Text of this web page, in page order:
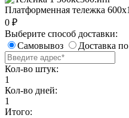
Платформенная тележка
0 ₽
Выберите способ доставки:
Самовывоз
Доставка
Кол-во штук:
1
Кол-во дней:
1
Итого: